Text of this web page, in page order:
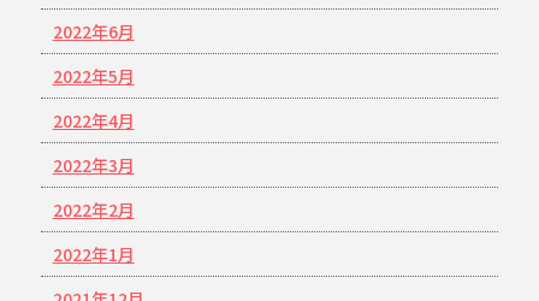
2022年6月
2022年5月
2022年4月
2022年3月
2022年2月
2022年1月